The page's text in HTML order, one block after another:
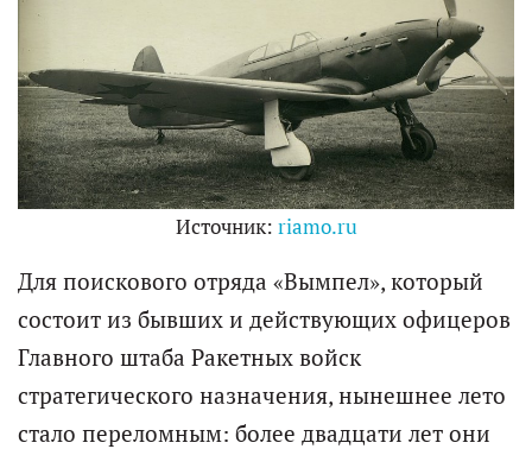
Источник: riamo.ru
Для поискового отряда «Вымпел», который
состоит из бывших и действующих офицеров
Главного штаба Ракетных войск
стратегического назначения, нынешнее лето
стало переломным: более двадцати лет они